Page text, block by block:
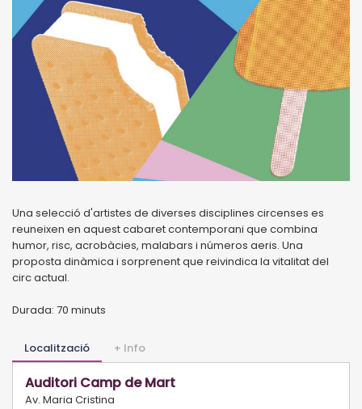
Una selecció d'artistes de diverses disciplines circenses es
reuneixen en aquest cabaret contemporani que combina
humor, risc, acrobàcies, malabars i números aeris. Una
proposta dinàmica i sorprenent que reivindica la vitalitat del
circ actual.
Durada: 70 minuts
Localització + Info
Auditori Camp de Mart
Av. Maria Cristina